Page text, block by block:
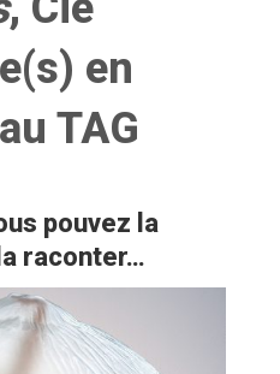
en
TAG
pouvez la
raconter…